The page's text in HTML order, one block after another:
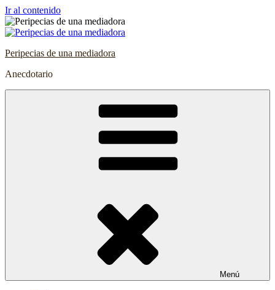
Ir al contenido
Peripecias de una mediadora
Anecdotario
Menú